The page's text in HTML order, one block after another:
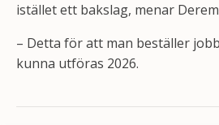
istället ett bakslag, menar
– Detta för att man beställer
kunna utföras 2026.